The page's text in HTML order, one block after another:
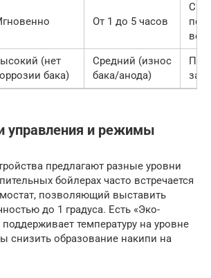
От 1 до 5 часов
(нет
бака)
Средний (износ
бака/анода)
управления и режимы
предлагают разные уровни
бойлерах часто встречается
позволяющий выставить
до 1 градуса. Есть «Эко-
температуру на уровне
снизить образование накипи на